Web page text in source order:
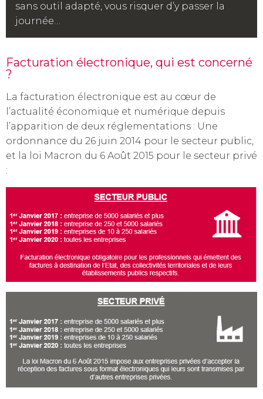
sans outil adapté, vous risquer d’y passer la
journée…
Facturation électronique, qui est concerné
?
La facturation électronique est au cœur de
l’actualité économique et numérique depuis
l’apparition de deux réglementations : Une
ordonnance du 26 juin 2014 pour le secteur public,
et la loi Macron du 6 Août 2015 pour le secteur privé
: